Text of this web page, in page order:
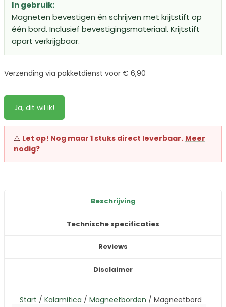
In gebruik:
Magneten bevestigen én schrijven met krijtstift op
één bord. Inclusief bevestigingsmateriaal. Krijtstift
apart verkrijgbaar.
Verzending via pakketdienst voor € 6,90
Ja, dit wil ik!
⚠️ Let op! Nog maar 1 stuks direct leverbaar. Meer
nodig?
Beschrijving
Technische specificaties
Reviews
Disclaimer
Start / Kalamitica / Magneetborden / Magneetbord